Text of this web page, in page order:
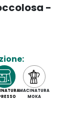
-
MACINATURA
MOKA